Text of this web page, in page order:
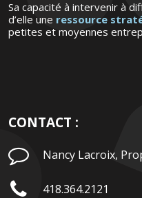
Sa capacité à intervenir à
d’elle une ressource
petites et moyennes
CONTACT :
 Nancy Lacroix,
 418.364.2121